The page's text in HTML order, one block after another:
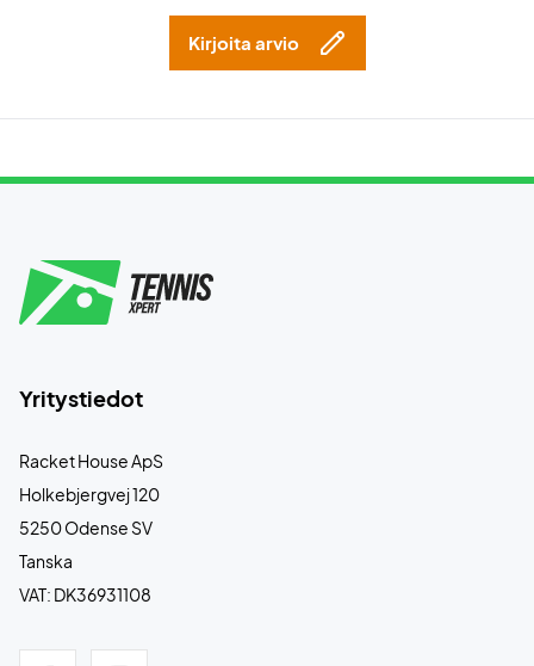
Kirjoita arvio
Yritystiedot
Racket House ApS
Holkebjergvej 120
5250 Odense SV
Tanska
VAT: DK36931108